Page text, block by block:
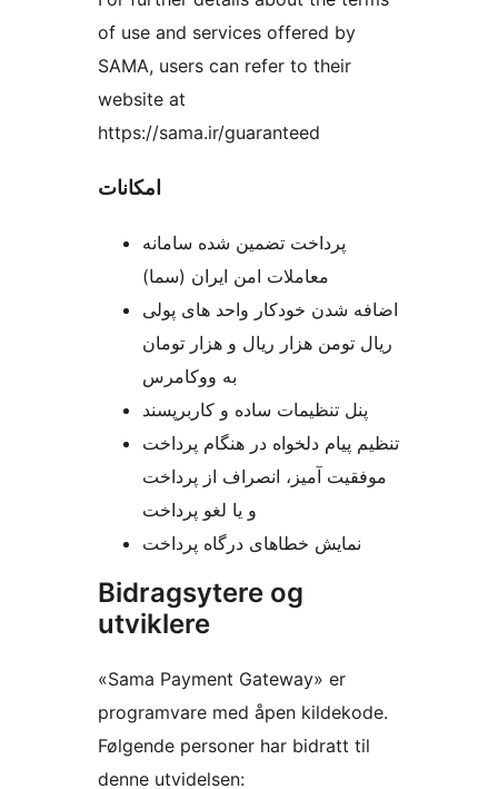
of use and services offered by
SAMA, users can refer to their
website at
https://sama.ir/guaranteed
امکانات
پرداخت تضمین شده سامانه
معاملات امن ایران (سما)
اضافه شدن خودکار واحد های پولی
ریال تومن هزار ریال و هزار تومان
به ووکامرس
پنل تنظیمات ساده و کاربرپسند
تنظیم پیام دلخواه در هنگام پرداخت
موفقیت آمیز، انصراف از پرداخت
و یا لغو پرداخت
نمایش خطاهای درگاه پرداخت
Bidragsytere og
utviklere
«Sama Payment Gateway» er
programvare med åpen kildekode.
Følgende personer har bidratt til
denne utvidelsen: